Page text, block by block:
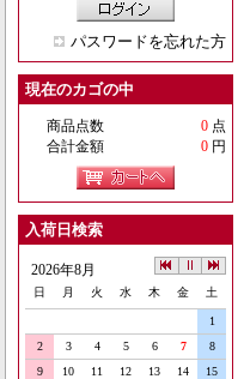
パスワードを忘れた方
現在のカゴの中
商品点数 0 点
合計金額
0 円
入荷日検索
2026年8月
日 月 火 水 木 金 土
1
2
3 4 5 6 7
8
9
10 11 12 13 14
15